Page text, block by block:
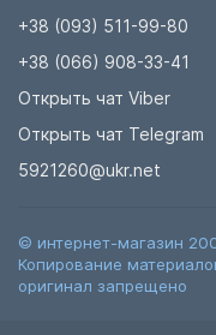
+38 (093) 511-99-80
+38 (066) 908-33-41
Открыть чат Viber
Открыть чат Telegram
5921260@ukr.net
© интернет-магазин
Копирование
оригинал запрещено